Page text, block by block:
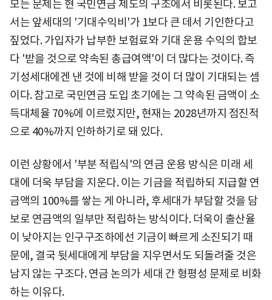
모든 문제는 현 국민연금 제도의 구조에서 비롯된다. 보고
서는 앞세대의 '기대수익비'가 1보다 큰 데서 기인한다고
짚었다. 가입자가 납부한 보험료와 기대 운용 수익의 합보
다 '받을 것으로 약속된 총급여액'이 더 많다는 것이다. 즉
기성세대에겐 낸 것에 비해 받을 것이 더 많이 기대되는 셈
이다. 참고로 국민연금 도입 초기에는 그 약속된 금액이 소
득대체율 70%에 이르렀지만, 현재는 2028년까지 점진적
으로 40%까지 인하하기로 돼 있다.
이런 상황에서 '부분 적립식'의 연금 운용 방식은 미래 세
대에 더욱 부담을 지운다. 이는 기금을 적립하되 지급할 연
금액의 100%를 쌓는 게 아니라, 후세대가 부담할 것을 담
보로 연금액의 일부만 적립하는 방식이다. 더욱이 출산율
이 낮아지는 인구구조하에선 기금이 빠르게 소진되기 때
문에, 결국 뒷세대에게 부담을 지우면서도 되돌려줄 것은
남지 않는 구조다. 연금 논의가 세대 간 형평성 문제로 비화
하는 이유다.